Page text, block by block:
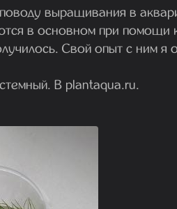
выращивания в
в основном при помощи
Свой опыт с ним я
В plantaqua.ru.